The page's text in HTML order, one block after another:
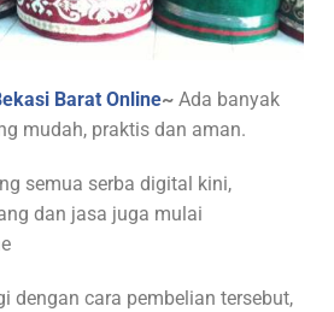
Barat Online~ Ada banyak
mudah, praktis dan aman.
semua serba digital kini,
dan jasa juga mulai
dengan cara pembelian tersebut,